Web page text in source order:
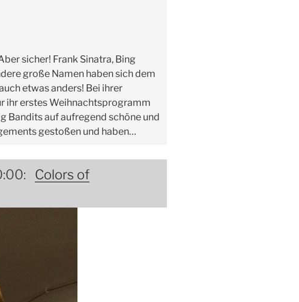
sicher! Frank Sinatra, Bing
große Namen haben sich dem
etwas anders! Bei ihrer
ihr erstes Weihnachtsprogramm
Bandits auf aufregend schöne und
gestoßen und haben…
Colors of